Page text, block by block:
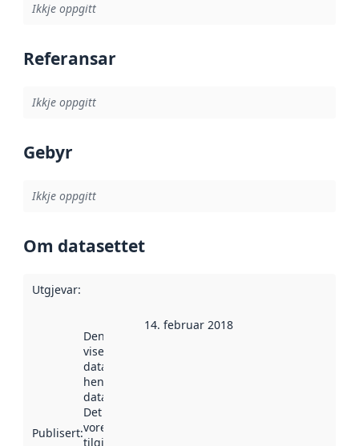
Ikkje oppgitt
Referansar
Ikkje oppgitt
Gebyr
Ikkje oppgitt
Om datasettet
Utgjevar:
Publisert:
Denne datoen
viser når
datasettet vart
henta inn av
data.norge.no.
Det kan ha
vore
tilgjengeleg
14. februar 2018